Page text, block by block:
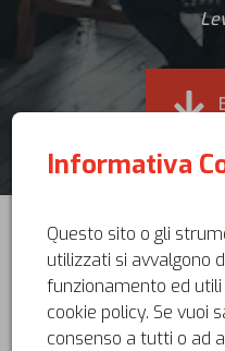
Informativa
Questo sito o gli
utilizzati si avvalgono
funzionamento ed
cookie policy. Se vuoi
consenso a tutti o ad